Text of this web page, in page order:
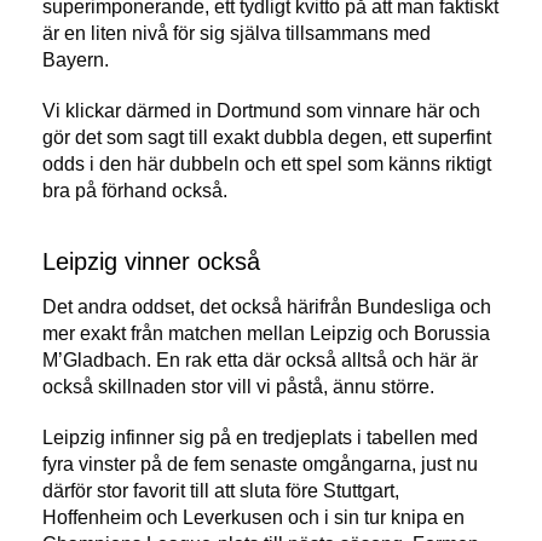
superimponerande, ett tydligt kvitto på att man faktiskt
är en liten nivå för sig själva tillsammans med
Bayern.
Vi klickar därmed in Dortmund som vinnare här och
gör det som sagt till exakt dubbla degen, ett superfint
odds i den här dubbeln och ett spel som känns riktigt
bra på förhand också.
Leipzig vinner också
Det andra oddset, det också härifrån Bundesliga och
mer exakt från matchen mellan Leipzig och Borussia
M’Gladbach. En rak etta där också alltså och här är
också skillnaden stor vill vi påstå, ännu större.
Leipzig infinner sig på en tredjeplats i tabellen med
fyra vinster på de fem senaste omgångarna, just nu
därför stor favorit till att sluta före Stuttgart,
Hoffenheim och Leverkusen och i sin tur knipa en